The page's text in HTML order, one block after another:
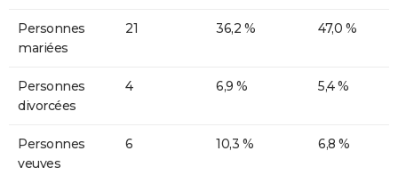
Personnes
mariées
21 36,2 % 47,0 %
Personnes
divorcées
4 6,9 % 5,4 %
Personnes
veuves
6 10,3 % 6,8 %